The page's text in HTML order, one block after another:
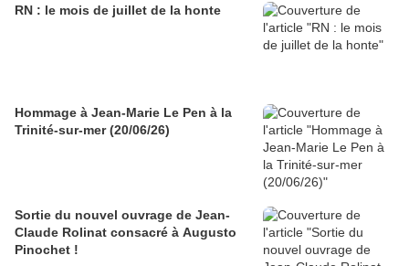
RN : le mois de juillet de la honte
Hommage à Jean-Marie Le Pen à la
Trinité-sur-mer (20/06/26)
Sortie du nouvel ouvrage de Jean-
Claude Rolinat consacré à Augusto
Pinochet !